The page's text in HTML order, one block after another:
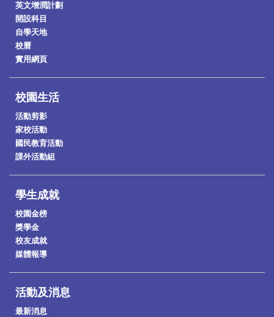
英文增潤計劃
開設科目
自學天地
校曆
實用網頁
校園生活
活動剪影
家校活動
國民教育活動
課外活動組
學生成就
校園金榜
獎學金
校友成就
媒體報導
活動及消息
最新消息